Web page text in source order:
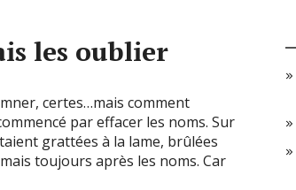
les oublier
certes…mais comment
par effacer les noms. Sur
grattées à la lame, brûlées
toujours après les noms. Car